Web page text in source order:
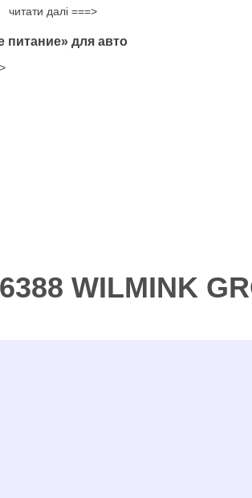
читати далі ===>
питание» для авто
WILMINK